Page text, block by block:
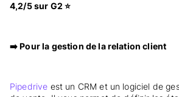
4,2/5 sur G2 ⭐
➡️ Pour la gestion de la relation client
Pipedrive est un CRM et un logiciel de